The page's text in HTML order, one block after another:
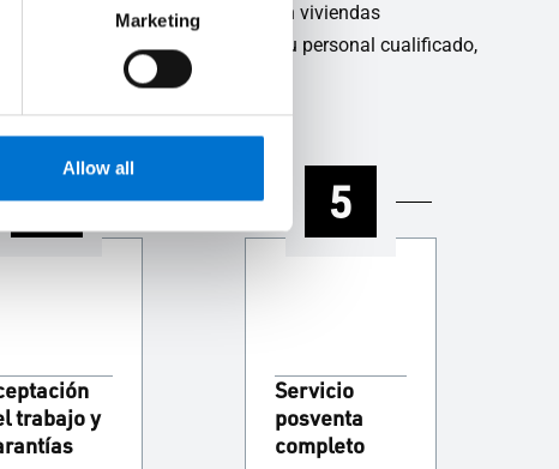
Marketing
Allow all
proyectos a gran escala como en viviendas
con sus propios equipos. Su personal cualificado,
4
trabajo y
5
Servicio
posventa
completo